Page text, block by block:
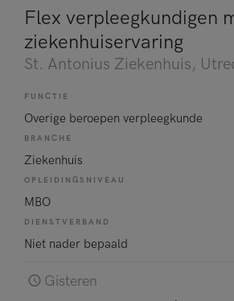
Flex verpleegkundigen
ziekenhuiservaring
St. Antonius Ziekenhuis,
FUNCTIE
Overige beroepen verpleegkunde
BRANCHE
Ziekenhuis
OPLEIDINGSNIVEAU
MBO
DIENSTVERBAND
Niet nader bepaald
Gisteren